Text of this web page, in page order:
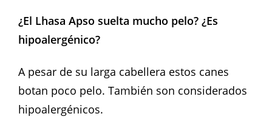
¿El Lhasa Apso suelta mucho pelo? ¿Es
hipoalergénico?
A pesar de su larga cabellera estos canes
botan poco pelo. También son considerados
hipoalergénicos.